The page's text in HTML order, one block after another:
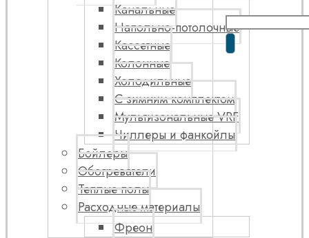
Канальные
Напольно-потолочные
Кассетные
Колонные
Холодильные
С зимним комплектом
Мультизональные VRF
Чиллеры и фанкойлы
Бойлеры
Обогреватели
Теплые полы
Расходные материалы
Фреон